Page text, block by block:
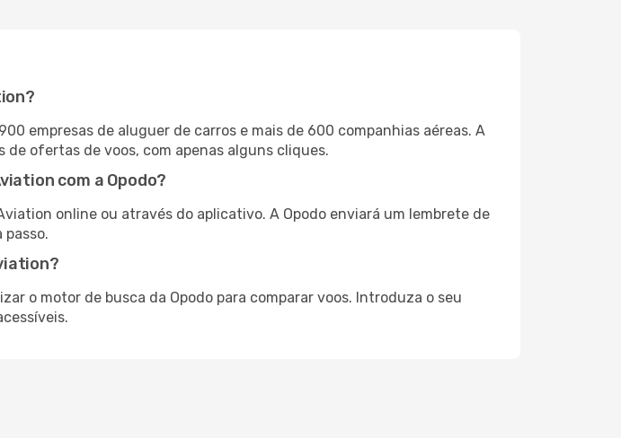
empresas de aluguer de carros e mais de 600 companhias aéreas. A
ofertas de voos, com apenas alguns cliques.
com a Opodo?
online ou através do aplicativo. A Opodo enviará um lembrete de
o motor de busca da Opodo para comparar voos. Introduza o seu